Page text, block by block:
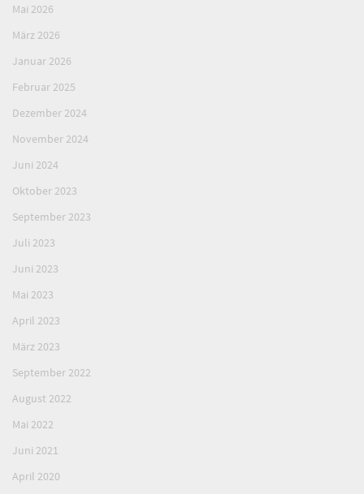
Mai 2026
März 2026
Januar 2026
Februar 2025
Dezember 2024
November 2024
Juni 2024
Oktober 2023
September 2023
Juli 2023
Juni 2023
Mai 2023
April 2023
März 2023
September 2022
August 2022
Mai 2022
Juni 2021
April 2020